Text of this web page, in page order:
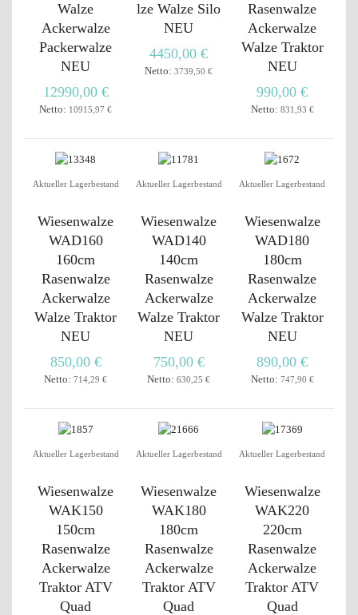
Walze
Ackerwalze
Packerwalze
NEU
12990,00 €
Netto: 10915,97 €
lze Walze Silo
NEU
4450,00 €
Netto:3739,50 €
Rasenwalze
Ackerwalze
Walze Traktor
NEU
990,00 €
Netto: 831,93 €
Aktueller Lagerbestand
Wiesenwalze
WAD160
160cm
Rasenwalze
Ackerwalze
Walze Traktor
NEU
850,00 €
Netto:714,29 €
Aktueller Lagerbestand
Wiesenwalze
WAD140
140cm
Rasenwalze
Ackerwalze
Walze Traktor
NEU
750,00 €
Netto:630,25 €
Aktueller Lagerbestand
Wiesenwalze
WAD180
180cm
Rasenwalze
Ackerwalze
Walze Traktor
NEU
890,00 €
Netto: 747,90 €
Aktueller Lagerbestand
Wiesenwalze
WAK150
150cm
Rasenwalze
Ackerwalze
Traktor ATV
Quad
Aktueller Lagerbestand
Wiesenwalze
WAK180
180cm
Rasenwalze
Ackerwalze
Traktor ATV
Quad
Aktueller Lagerbestand
Wiesenwalze
WAK220
220cm
Rasenwalze
Ackerwalze
Traktor ATV
Quad